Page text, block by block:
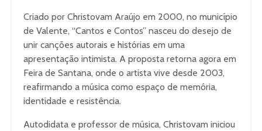
Criado por Christovam Araújo em 2000, no município
de Valente, “Cantos e Contos” nasceu do desejo de
unir canções autorais e histórias em uma
apresentação intimista. A proposta retorna agora em
Feira de Santana, onde o artista vive desde 2003,
reafirmando a música como espaço de memória,
identidade e resistência.
Autodidata e professor de música, Christovam iniciou